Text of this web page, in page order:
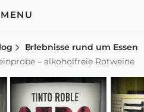
MENU
Erlebnisse rund um Essen
– alkoholfreie Rotweine